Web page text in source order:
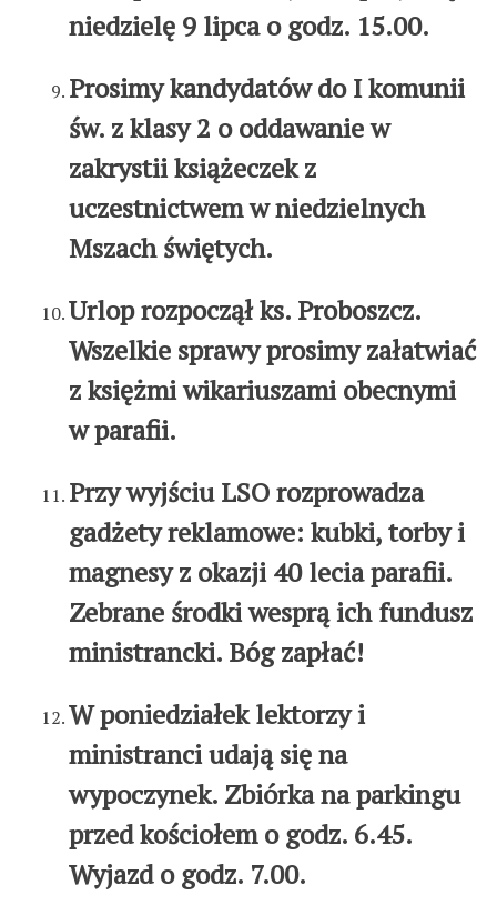
niedzielę 9 lipca o godz. 15.00.
Prosimy kandydatów do I komunii
św. z klasy 2 o oddawanie w
zakrystii książeczek z
uczestnictwem w niedzielnych
Mszach świętych.
Urlop rozpoczął ks. Proboszcz.
Wszelkie sprawy prosimy załatwiać
z księżmi wikariuszami obecnymi
w parafii.
Przy wyjściu LSO rozprowadza
gadżety reklamowe: kubki, torby i
magnesy z okazji 40 lecia parafii.
Zebrane środki wesprą ich fundusz
ministrancki. Bóg zapłać!
W poniedziałek lektorzy i
ministranci udają się na
wypoczynek. Zbiórka na parkingu
przed kościołem o godz. 6.45.
Wyjazd o godz. 7.00.